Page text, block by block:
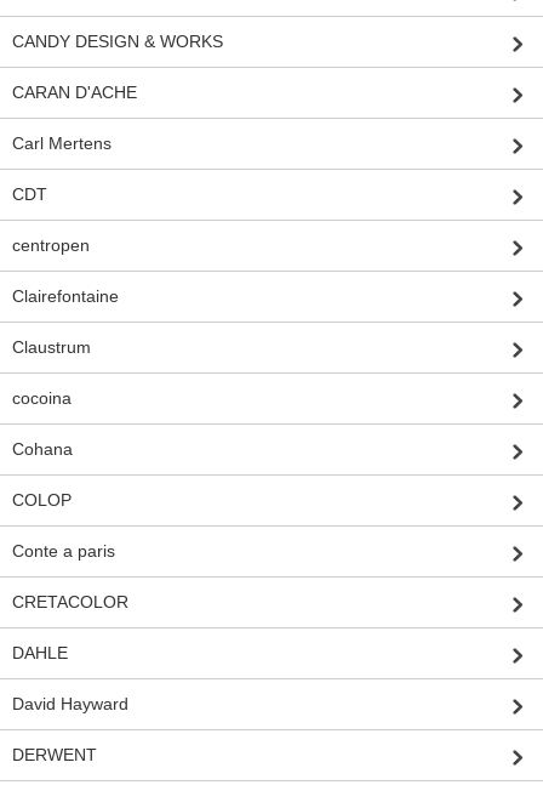
CANDY DESIGN & WORKS
CARAN D'ACHE
Carl Mertens
CDT
centropen
Clairefontaine
Claustrum
cocoina
Cohana
COLOP
Conte a paris
CRETACOLOR
DAHLE
David Hayward
DERWENT